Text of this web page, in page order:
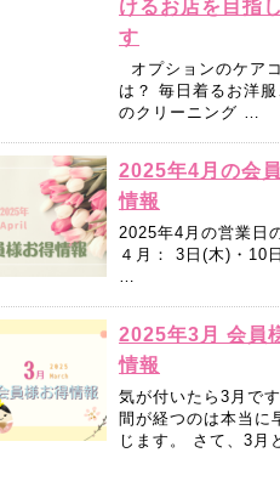
けるお店を目指
す
オプションのケア
は？ 毎日着るお洋服
のクリーニング …
2025年4月の会
情報
2025年4月の営業日
４月： 3日(木)・10
…
2025年3月 会員
情報
気が付いたら3月で
間が経つのは本当に
じます。 さて、3月